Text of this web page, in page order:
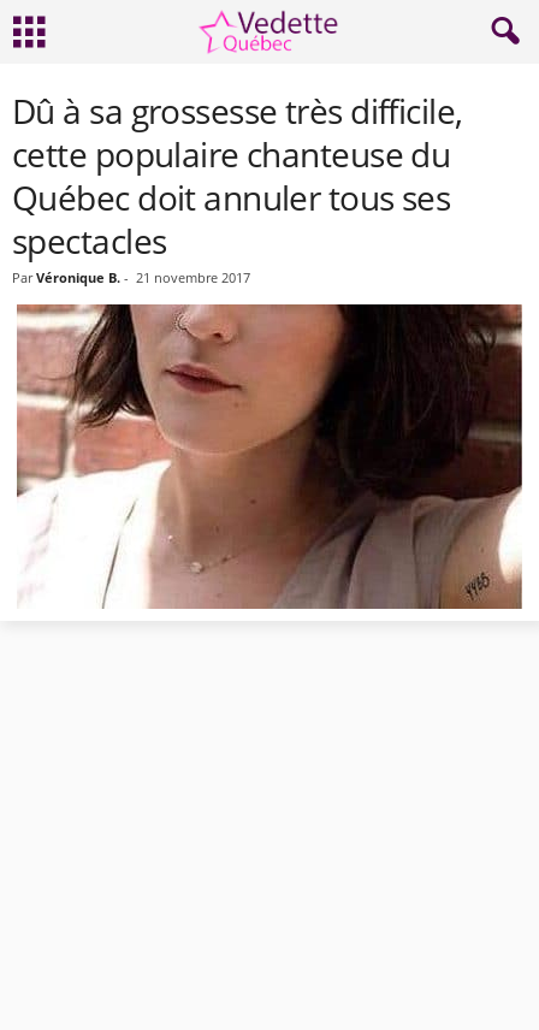
Dû à sa grossesse très difficile,
cette populaire chanteuse du
Québec doit annuler tous ses
spectacles
Par Véronique B. - 21 novembre 2017